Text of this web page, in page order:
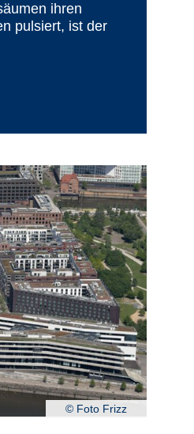
ihren
pulsiert, ist der
© Foto Frizz